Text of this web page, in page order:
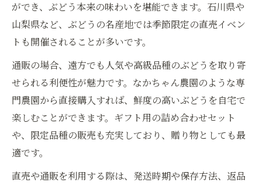
ができ、ぶどう本来の味わいを堪能できます。石川県や
山梨県など、ぶどうの名産地では季節限定の直売イベン
トも開催されることが多いです。
通販の場合、遠方でも人気や高級品種のぶどうを取り寄
せられる利便性が魅力です。なかちゃん農園のような専
門農園から直接購入すれば、鮮度の高いぶどうを自宅で
楽しむことができます。ギフト用の詰め合わせセット
や、限定品種の販売も充実しており、贈り物としても最
適です。
直売や通販を利用する際は、発送時期や保存方法、返品